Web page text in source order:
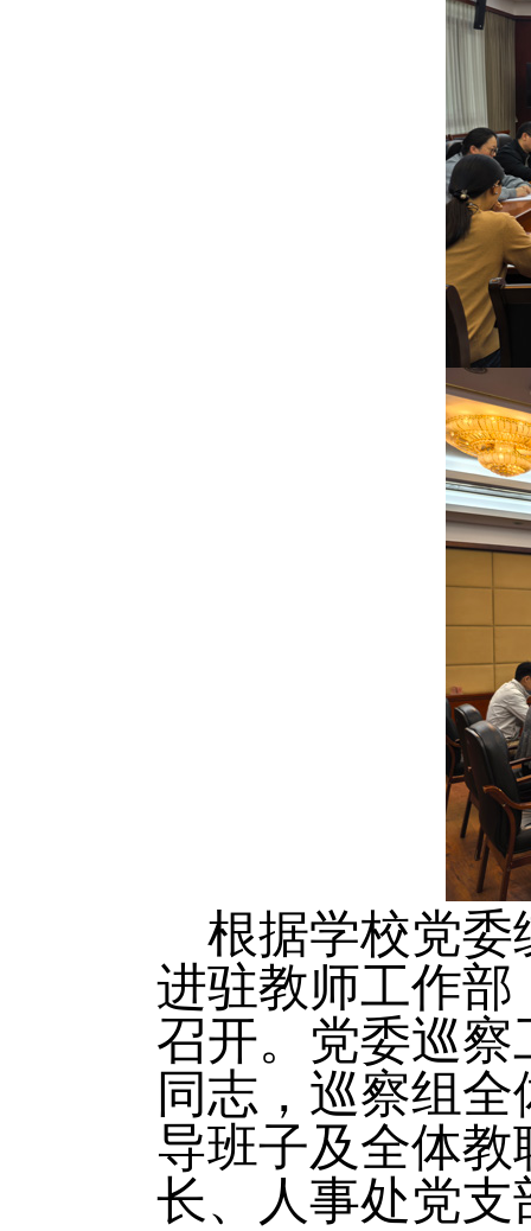
根据学校党委
进驻教师工作
召开。党委巡
同志，巡察组
导班子及全体
长、人事处党